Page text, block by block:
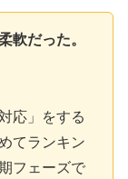
軟だった。
応」をする
てランキン
フェーズで